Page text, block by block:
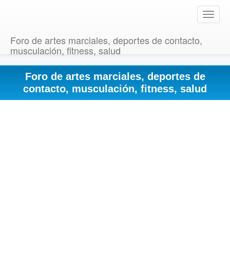
T
o
e
v
Foro de artes marciales, deportes de contacto,
musculación, fitness, salud
Foro de artes marciales, deportes de
contacto, musculación, fitness, salud